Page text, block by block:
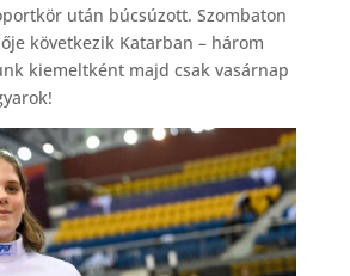
után búcsúzott. Szombaton
következik Katarban – három
kiemeltként majd csak vasárnap